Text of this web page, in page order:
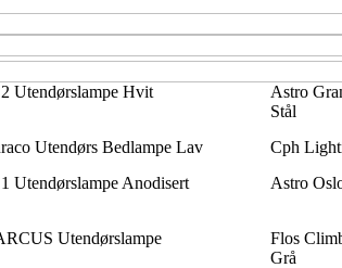
Utendørslampe Hvit
Astro
Stål
Utendørs Bedlampe Lav Cph
Utendørslampe Anodisert Astro
Utendørslampe
Flos
Grå